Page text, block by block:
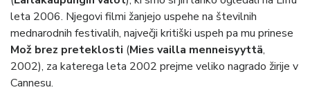
leta 2006. Njegovi filmi žanjejo uspehe na številnih
mednarodnih festivalih, največji kritiški uspeh pa mu prinese
Mož brez preteklosti (Mies vailla menneisyyttä,
2002), za katerega leta 2002 prejme veliko nagrado žirije v
Cannesu.